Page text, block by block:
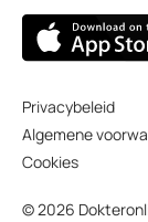
Privacybeleid
Algemene
Cookies
© 2026